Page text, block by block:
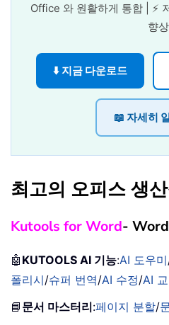
Office 와 원활하게 통합 | ⚡
향상
⬇️ 지금 다운로드
📖 자세히
최고의 오피스 생
Kutools for Word-
🤖 KUTOOLS AI 기능:AI 도우미
폴리시/슈퍼 번역/AI 수정/AI
📘 문서 마스터리:페이지 분할/